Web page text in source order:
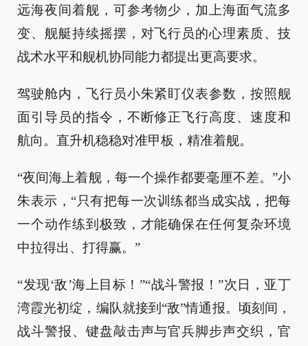
远海夜间着舰，可参考物少，加上海面气流多
变、舰艇持续摇摆，对飞行员的心理素质、技
战术水平和舰机协同能力都提出更高要求。
驾驶舱内，飞行员小朱紧盯仪表参数，按照舰
面引导员的指令，不断修正飞行高度、速度和
航向。直升机稳稳对准甲板，精准着舰。
“夜间海上着舰，每一个操作都要毫厘不差。”小
朱表示，“只有把每一次训练都当成实战，把每
一个动作练到极致，才能确保在任何复杂环境
中拉得出、打得赢。”
“发现‘敌’海上目标！”“战斗警报！”次日，亚丁
湾霞光初绽，编队就接到“敌”情通报。顷刻间，
战斗警报、键盘敲击声与官兵脚步声交织，官